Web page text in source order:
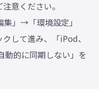
意ください。
」→「環境設定」
して進み、「iPod、
動的に同期しない」を